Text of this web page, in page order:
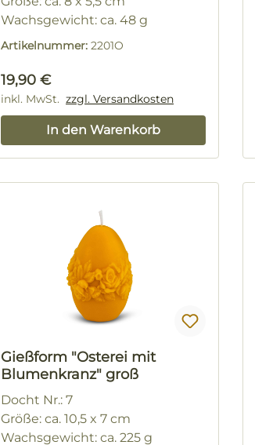
Wachsgewicht: ca. 48 g
Artikelnummer: 2201O
Regulärer Preis:
19,90 €
inkl. MwSt. zzgl. Versandkosten
In den Warenkorb
Gießform "Osterei mit
Blumenkranz" groß
Docht Nr.: 7
Größe: ca. 10,5 x 7 cm
Wachsgewicht: ca. 225 g